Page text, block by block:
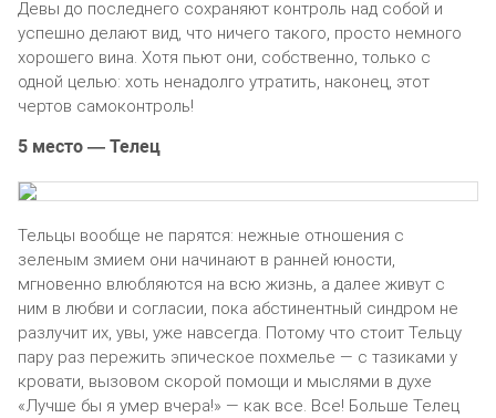
Девы до последнего сохраняют контроль над собой и
успешно делают вид, что ничего такого, просто немного
хорошего вина. Хотя пьют они, собственно, только с
одной целью: хоть ненадолго утратить, наконец, этот
чертов самоконтроль!
5 место — Телец
Тельцы вообще не парятся: нежные отношения с
зеленым змием они начинают в ранней юности,
мгновенно влюбляются на всю жизнь, а далее живут с
ним в любви и согласии, пока абстинентный синдром не
разлучит их, увы, уже навсегда. Потому что стоит Тельцу
пару раз пережить эпическое похмелье — с тазиками у
кровати, вызовом скорой помощи и мыслями в духе
«Лучше бы я умер вчера!» — как все. Все! Больше Телец